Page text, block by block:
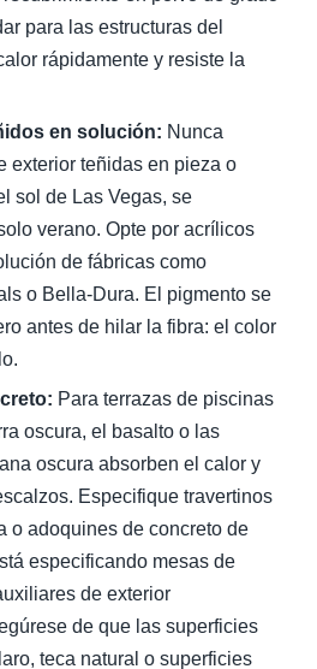
para las estructuras del
rápidamente y resiste la
en solución: Nunca
exterior teñidas en pieza o
sol de Las Vegas, se
verano. Opte por acrílicos
de fábricas como
o Bella-Dura. El pigmento se
antes de hilar la fibra: el color
Para terrazas de piscinas
oscura, el basalto o las
oscura absorben el calor y
Especifique travertinos
o adoquines de concreto de
especificando mesas de
de exterior
de que las superficies
teca natural o superficies